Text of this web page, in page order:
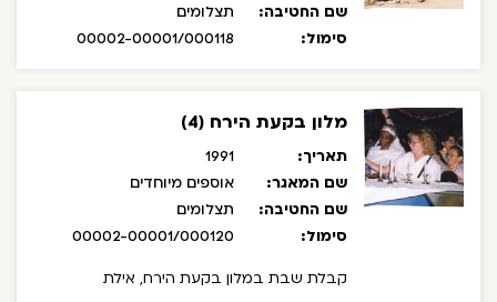
שם החטיבה:
תצלומים
סימול:
00002-00001/000118
מלון בקעת הירח (4)
תאריך:
1991
שם המאגר:
אוספים מיוחדים
שם החטיבה:
תצלומים
סימול:
00002-00001/000120
קבלת שבת במלון בקעת הירח, אילת